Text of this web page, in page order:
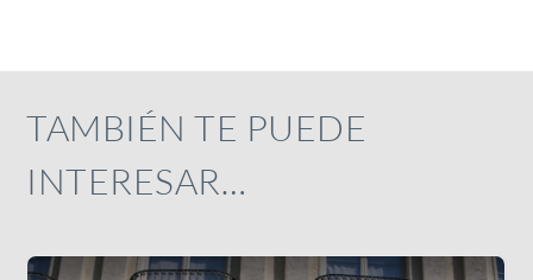
TAMBIÉN TE PUEDE
INTERESAR…